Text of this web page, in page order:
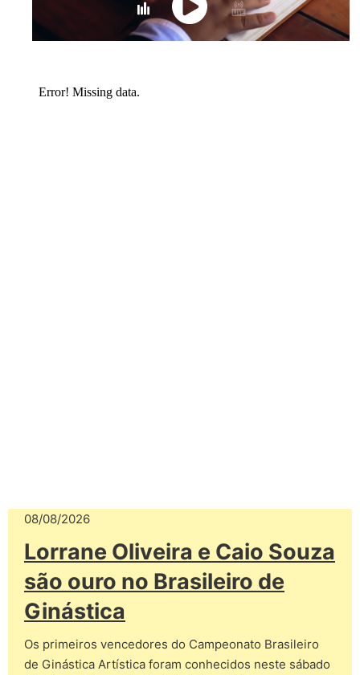
08/08/2026
Lorrane Oliveira e Caio Souza
são ouro no Brasileiro de
Ginástica
Os primeiros vencedores do Campeonato Brasileiro
de Ginástica Artística foram conhecidos neste sábado